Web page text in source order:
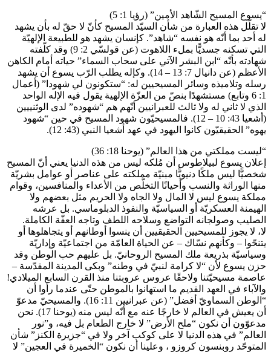
“يسوع المسيح الشّاهد الأمين” (رؤيا 1: 5)
لا تقلّل هذه العبارة من شأن السيّد المسيح كأنّ لا حقّ له بأن يشهد
له أحد بما أنّه هو نفسه “شاهد”. كإنسان يشهد هو للطبيعة الإلهيّة
التي تسكنه جسديًّا بملء اللاهوت (عن قولسّي 2: 9) وقد كلّفته
شهادته بأنّه “ابن البشر الآتي على سحاب السماء” حياته أمام الكاهن
الأعظم (عن دانيال 7: 13 – 14). وكإله يطلب الرّب يسوع أن يشهد
رسله وتلاميذه وسائر المسيحيين له: “ستكونون لي شهودا” (أعمال
1: 6 وتابع) مستشهدًا بنصّ من العزّة الإلهية يقول فيه الإله الواحد
الذي لا ثاني له ولا ثالث للعبرانيين أنّهم هم “شهوده” لدى الوثنييين
(أشعيا 43: 10 – 12). فالمسيحيّون شهود المسيح في حين “شهود
يهوه” الحقيقيّون كانوا اليهود في عهد أشعيا النبي (43: 12).
“ليست مملكتي من هذا العالم” (يوحنا 18: 36)
إعلان يسوع لبيلاطوس أن مُلكه ليس من هذه الدنيا يعني أنّ المسيح
شخصيًّا ليس ملكًا دنيويًّا مبنيّة مملكته على عناصر أو عوامل بشريّة
منها الوراثة والنسب وأحيانًا التخلّص من الأعداء والمنافسين، وقوام
مملكة يسوع ليس لا المال ولا الجاه ولا الحريم مثل بعضهم ولا
الهيمنة العسكريّة أو السياسيّة والنفوذ الدبلوماسي. بل عرشه
الصليب وصولجانه التواضع وسلاحه اللطف وتاجه العفّة الكاملة.
لا، لا يجوز للمسيحيين الحقيقيين أن ينسوا أوطانهم أو يتجاهلوها أو
يتنحّوا – وكأنهم نسّاك – عن الحياة العامّة من اجتماعيّة وإداريّة
وسياسيّة بذريعة ملك المسيح الروحانيّ. بل عليهم حب الوطن وقد
حزن يسوع لأن “لا كرامة لنبيّ في وطنه” وبكى المدينة المقدّسة –
عاصمة مسيحيّتنا ولاحقًا عروس عروبتنا منذ القرن السابع الميلادي!
والآباء في العهد القديم ما استهانوا بالموطن حتّى عندما رأوا أن
“الوطن السماويّ أفضل” (عن عبرانيين 11: 16). والمسيحيّ مدعوّ
أن يعيش في العالم لا خارجًا عنه مع أنّه ليس منه (يوحنا 17). نحن
مدعوّون أن نكون “ملح الأرض” لا خارج الطعام بل فيه، و”نور
العالم” في هذه الدنيا لا على كوكب آخر ولا في “جزيرة الكنز” شأن
المتوحّد روبنسون كروزو ، وعلينا أن نكون “الخميرة في العجين” لا